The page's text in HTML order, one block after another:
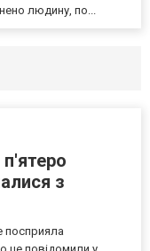
людину, по...
з
посприяла